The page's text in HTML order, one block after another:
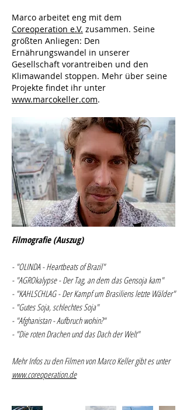
Marco arbeitet eng mit dem
Coreoperation e.V. zusammen. Seine
größten Anliegen: Den
Ernährungswandel in unserer
Gesellschaft vorantreiben und den
Klimawandel stoppen. Mehr über seine
Projekte findet ihr unter
www.marcokeller.com.
Filmografie (Auszug)
- "OLINDA - Heartbeats of Brazil"
- "AGROkalypse - Der Tag, an dem das Gensoja kam"
- "KAHLSCHLAG - Der Kampf um Brasiliens letzte Wälder"
- "Gutes Soja, schlechtes Soja"
- "Afghanistan - Aufbruch wohin?"
- "Die roten Drachen und das Dach der Welt"
Mehr Infos zu den Filmen von Marco Keller gibt es unter
www.coreoperation.de